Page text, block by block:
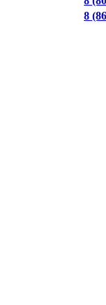
8